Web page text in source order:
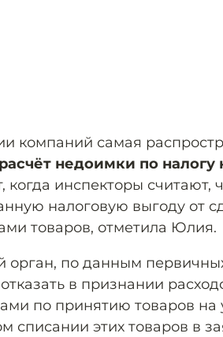
компаний самая
недоимки по налогу
когда инспекторы считают,
налоговую выгоду от
товаров, отметила Юлия.
орган, по данным
в признании
по принятию товаров на
списании этих товаров в